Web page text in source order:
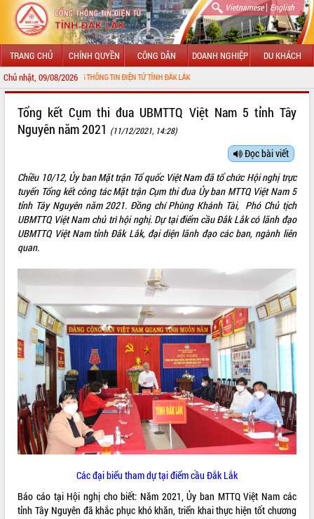
Vietnamese| English
TRANG CHỦ CHÍNH QUYỀN CÔNG DÂN DOANH NGHIỆP DU KHÁCH
Chủ nhật, 09/08/2026
CỔNG THÔNG TIN ĐIỆN TỬ TỈNH ĐẮK LẮK
LÃNH ĐẠO UBND TỈNH
SỞ, BAN, NGÀNH
UBND CÁC XÃ, PHƯỜNG
THÔNG TIN CHỈ ĐẠO ĐIỀU HÀNH
VĂN BẢN HĐND TỈNH
ĐIỂM TIN VĂN BẢN
QUY HOẠCH - KẾ HOẠCH
Tổng kết Cụm thi đua UBMTTQ Việt Nam 5 tỉnh Tây
Nguyên năm 2021 (11/12/2021, 14:28)
Đọc bài viết
Chiều 10/12, Ủy ban Mặt trận Tổ quốc Việt Nam đã tổ chức Hội nghị trực
tuyến Tổng kết công tác Mặt trận Cụm thi đua Ủy ban MTTQ Việt Nam 5
tỉnh Tây Nguyên năm 2021. Đồng chí Phùng Khánh Tài, Phó Chủ tịch
UBMTTQ Việt Nam chủ trì hội nghị. Dự tại điểm cầu Đắk Lắk có lãnh đạo
UBMTTQ Việt Nam tỉnh Đắk Lắk, đại diện lãnh đạo các ban, ngành liên
quan.
Các đại biểu tham dự tại điểm cầu Đắk Lắk
Báo cáo tại Hội nghị cho biết: Năm 2021, Ủy ban MTTQ Việt Nam các
tỉnh Tây Nguyên đã khắc phục khó khăn, triển khai thực hiện tốt chương